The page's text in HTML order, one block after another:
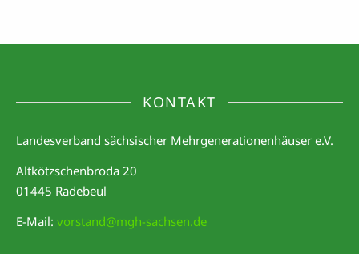
KONTAKT
Landesverband sächsischer Mehrgenerationenhäuser e.V.
Altkötzschenbroda 20
01445 Radebeul
E-Mail: vorstand@mgh-sachsen.de